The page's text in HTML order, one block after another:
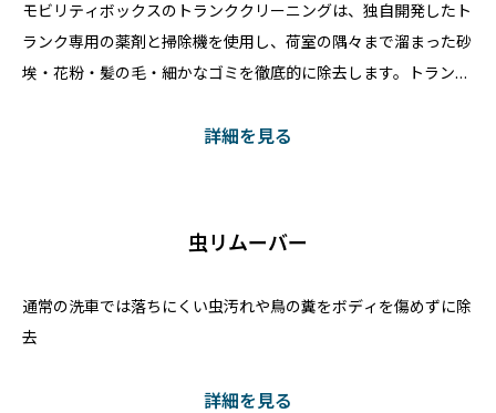
モビリティボックスのトランククリーニングは、独自開発したト
ランク専用の薬剤と掃除機を使用し、荷室の隅々まで溜まった砂
埃・花粉・髪の毛・細かなゴミを徹底的に除去します。トランク
カビが発生しやすく荷物に付着してアレルギーの原因になること
詳細を見る
虫リムーバー
通常の洗車では落ちにくい虫汚れや鳥の糞をボディを傷めずに除
去
詳細を見る